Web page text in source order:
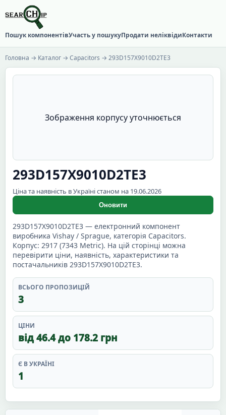
Пошук компонентівУчасть у пошукуПродати неліквідиКонтакти
Головна → Каталог → Capacitors → 293D157X9010D2TE3
Зображення корпусу уточнюється
293D157X9010D2TE3
Ціна та наявність в Україні станом на 19.06.2026
Оновити
293D157X9010D2TE3 — електронний компонент
виробника Vishay / Sprague, категорія Capacitors.
Корпус: 2917 (7343 Metric). На цій сторінці можна
перевірити ціни, наявність, характеристики та
постачальників 293D157X9010D2TE3.
ВСЬОГО ПРОПОЗИЦІЙ
3
ЦІНИ
від 46.4 до 178.2 грн
Є В УКРАЇНІ
1